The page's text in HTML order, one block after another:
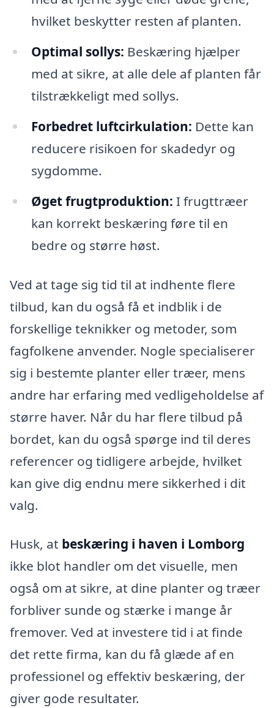
hvilket beskytter resten af planten.
Optimal sollys: Beskæring hjælper
med at sikre, at alle dele af planten får
tilstrækkeligt med sollys.
Forbedret luftcirkulation: Dette kan
reducere risikoen for skadedyr og
sygdomme.
Øget frugtproduktion: I frugttræer
kan korrekt beskæring føre til en
bedre og større høst.
Ved at tage sig tid til at indhente flere
tilbud, kan du også få et indblik i de
forskellige teknikker og metoder, som
fagfolkene anvender. Nogle specialiserer
sig i bestemte planter eller træer, mens
andre har erfaring med vedligeholdelse af
større haver. Når du har flere tilbud på
bordet, kan du også spørge ind til deres
referencer og tidligere arbejde, hvilket
kan give dig endnu mere sikkerhed i dit
valg.
Husk, at beskæring i haven i Lomborg
ikke blot handler om det visuelle, men
også om at sikre, at dine planter og træer
forbliver sunde og stærke i mange år
fremover. Ved at investere tid i at finde
det rette firma, kan du få glæde af en
professionel og effektiv beskæring, der
giver gode resultater.